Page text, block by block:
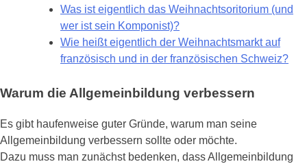
Was ist eigentlich das Weihnachtsoritorium (und
wer ist sein Komponist)?
Wie heißt eigentlich der Weihnachtsmarkt auf
französisch und in der französischen Schweiz?
Warum die Allgemeinbildung verbessern
Es gibt haufenweise guter Gründe, warum man seine
Allgemeinbildung verbessern sollte oder möchte.
Dazu muss man zunächst bedenken, dass Allgemeinbildung